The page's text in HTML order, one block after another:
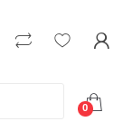
0